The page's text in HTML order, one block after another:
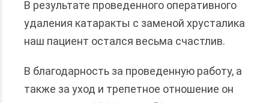
В результате проведенного оперативного
удаления катаракты с заменой хрусталика
наш пациент остался весьма счастлив.
В благодарность за проведенную работу, а
также за уход и трепетное отношение он